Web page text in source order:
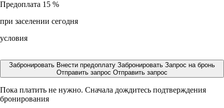
Предоплата 15 %
при заселении сегодня
условия
Забронировать Внести предоплату Забронировать Запрос на бронь
Отправить запрос Отправить запрос
Пока платить не нужно. Сначала дождитесь подтверждения
бронирования